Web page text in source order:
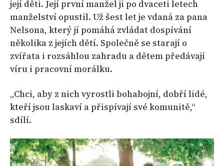
její děti. Její první manžel ji po dvaceti letech
manželství opustil. Už šest let je vdaná za pana
Nelsona, který jí pomáhá zvládat dospívání
několika z jejích dětí. Společně se starají o
zvířata i rozsáhlou zahradu a dětem předávají
víru i pracovní morálku.
„Chci, aby z nich vyrostli bohabojní, dobří lidé,
kteří jsou laskaví a přispívají své komunitě,“
sdílí.